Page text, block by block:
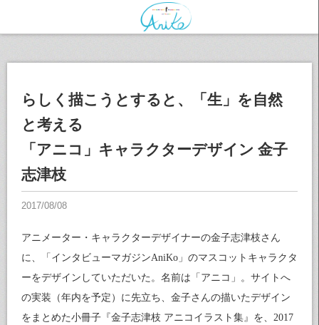
らしく描こうとすると、「生」を自然
と考える
「アニコ」キャラクターデザイン 金子
志津枝
アニメーター・キャラクターデザイナーの金子志津枝さん
に、「インタビューマガジンAniKo」のマスコットキャラクタ
ーをデザインしていただいた。名前は「アニコ」。サイトへ
の実装（年内を予定）に先立ち、金子さんの描いたデザイン
をまとめた小冊子『金子志津枝 アニコイラスト集』を、2017